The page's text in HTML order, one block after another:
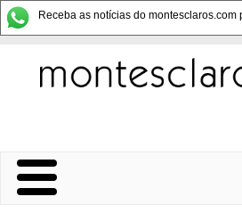
Receba as notícias do montesclaros.com